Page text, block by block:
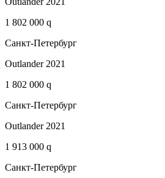
1 802 000 q
Санкт-Петербург
Outlander 2021
1 802 000 q
Санкт-Петербург
Outlander 2021
1 913 000 q
Санкт-Петербург